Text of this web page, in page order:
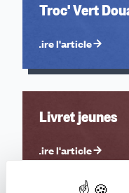
Troc' Vert
Lire l'article
Livret jeunes
Lire l'article